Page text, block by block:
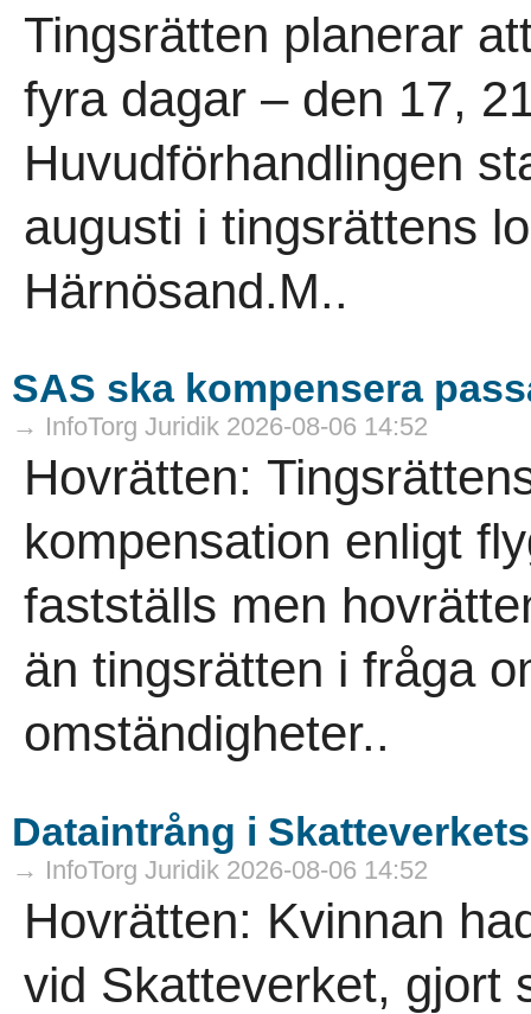
Tingsrätten planerar
fyra dagar – den 17,
Huvudförhandlingen
augusti i tingsrättens
Härnösand.M..
SAS ska kompensera
→ InfoTorg Juridik 2026-08-06 14:52
Hovrätten:
kompensation enligt
fastställs men
än tingsrätten i fråga
omständigheter..
Dataintrång i
→ InfoTorg Juridik 2026-08-06 14:52
Hovrätten: Kvinnan
vid Skatteverket, gjort